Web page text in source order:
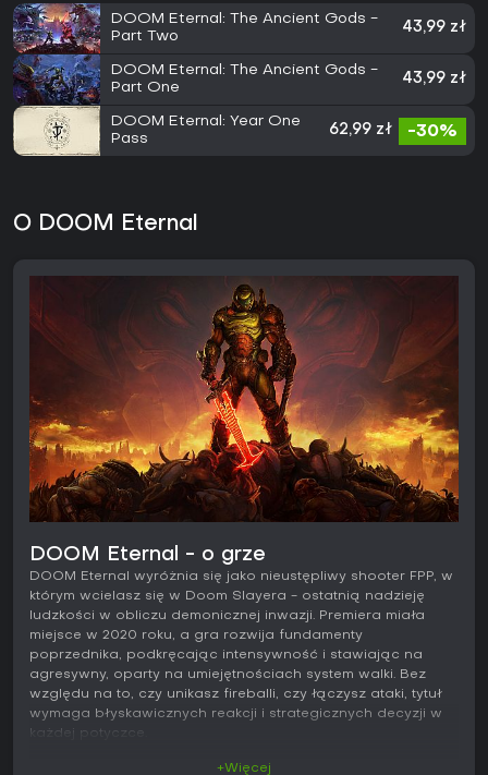
DOOM Eternal: The Ancient Gods -
Part Two
43,99 zł
DOOM Eternal: The Ancient Gods -
Part One
43,99 zł
DOOM Eternal: Year One
Pass
62,99 zł -30%
O DOOM Eternal
DOOM Eternal - o grze
DOOM Eternal wyróżnia się jako nieustępliwy shooter FPP, w
którym wcielasz się w Doom Slayera - ostatnią nadzieję
ludzkości w obliczu demonicznej inwazji. Premiera miała
miejsce w 2020 roku, a gra rozwija fundamenty
poprzednika, podkręcając intensywność i stawiając na
agresywny, oparty na umiejętnościach system walki. Bez
względu na to, czy unikasz fireballi, czy łączysz ataki, tytuł
wymaga błyskawicznych reakcji i strategicznych decyzji w
każdej potyczce.
+Więcej